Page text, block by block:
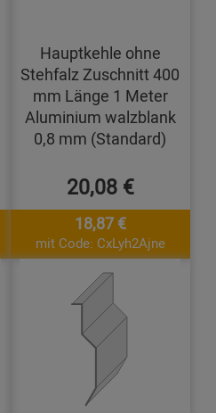
Hauptkehle ohne
Stehfalz Zuschnitt 400
mm Länge 1 Meter
Aluminium walzblank
0,8 mm (Standard)
20,08 €
18,87 €
mit Code: CxLyh2Ajne